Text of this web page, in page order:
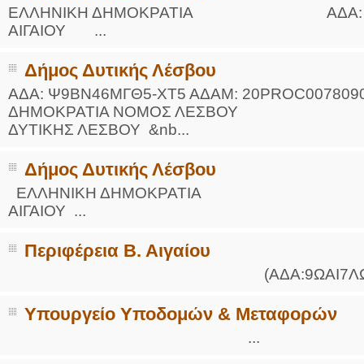
ΕΛΛΗΝΙΚΗ ΔΗΜΟΚΡΑΤΙΑ ΑΔΑ:
ΑΙΓΑΙΟΥ ...
Δήμος Δυτικής Λέσβου
ΑΔΑ: Ψ9ΒΝ46ΜΓΘ5-ΧΤ5 ΑΔΑΜ:
ΔΗΜOΚΡΑΤΙΑ ΝΟΜΟΣ ΛΕΣΒΟΥ
ΔΥΤΙΚΗΣ ΛΕΣΒΟΥ &nb...
Δήμος Δυτικής Λέσβου
ΕΛΛΗΝΙΚΗ ΔΗΜΟΚΡΑΤΙΑ
ΑΙΓΑΙΟΥ ...
Περιφέρεια Β. Αιγαίου
(ΑΔΑ:9ΩΑΙ7ΛΩ-
Υπουργείο Υποδομών & Μεταφορών
...